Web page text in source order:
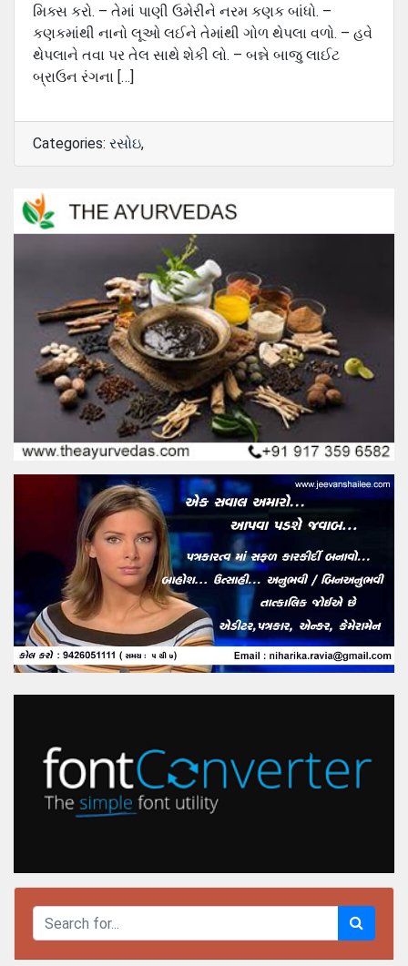
મિક્સ કરો. – તેમાં પાણી ઉમેરીને નરમ કણક બાંધો. –
કણકમાંથી નાનો લૂઓ લઈને તેમાંથી ગોળ થેપલા વળો. – હવે
થેપલાને તવા પર તેલ સાથે શેકી લો. – બન્ને બાજુ લાઈટ
બ્રાઉન રંગના […]
Categories: રસોઇ,